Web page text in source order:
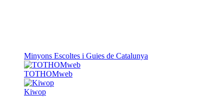
Un projecte de
Generalitat de Catalunya